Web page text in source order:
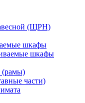
(ЩРН)
шкафы
шкафы
части)